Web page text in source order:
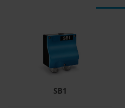
SB1